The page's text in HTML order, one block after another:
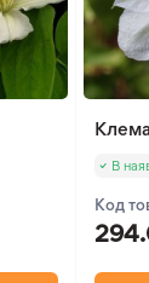
В
Код